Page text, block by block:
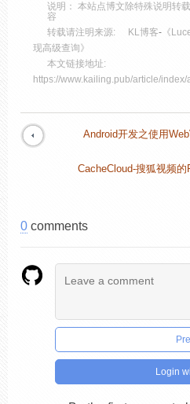
说明： 本站点博文除特殊说明转
容
转载请注明来源:
KL博客- 《
现高级查询》
本文链接地址:
https://www.kailing.pub/article/index/
Android开发之使用
CacheCloud-搜狐视频的
0 comments
Login